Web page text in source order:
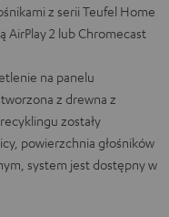
z serii Teufel Home
AirPlay 2 lub Chromecast
na panelu
z drewna z
zostały
powierzchnia głośników
system jest dostępny w